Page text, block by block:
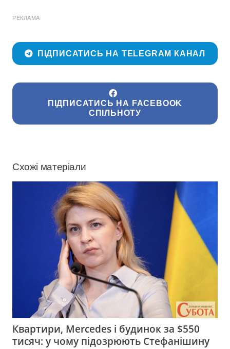
РЕКЛАМА
ПІДПИСАТИСЬ НА TELEGRAM КАНАЛ
ПІДПИСАТИСЬ НА FACEBOOK
СПІЛЬНОТУ
Схожі матеріали
Квартири, Mercedes і будинок за $550
тисяч: у чому підозрюють Стефанішину